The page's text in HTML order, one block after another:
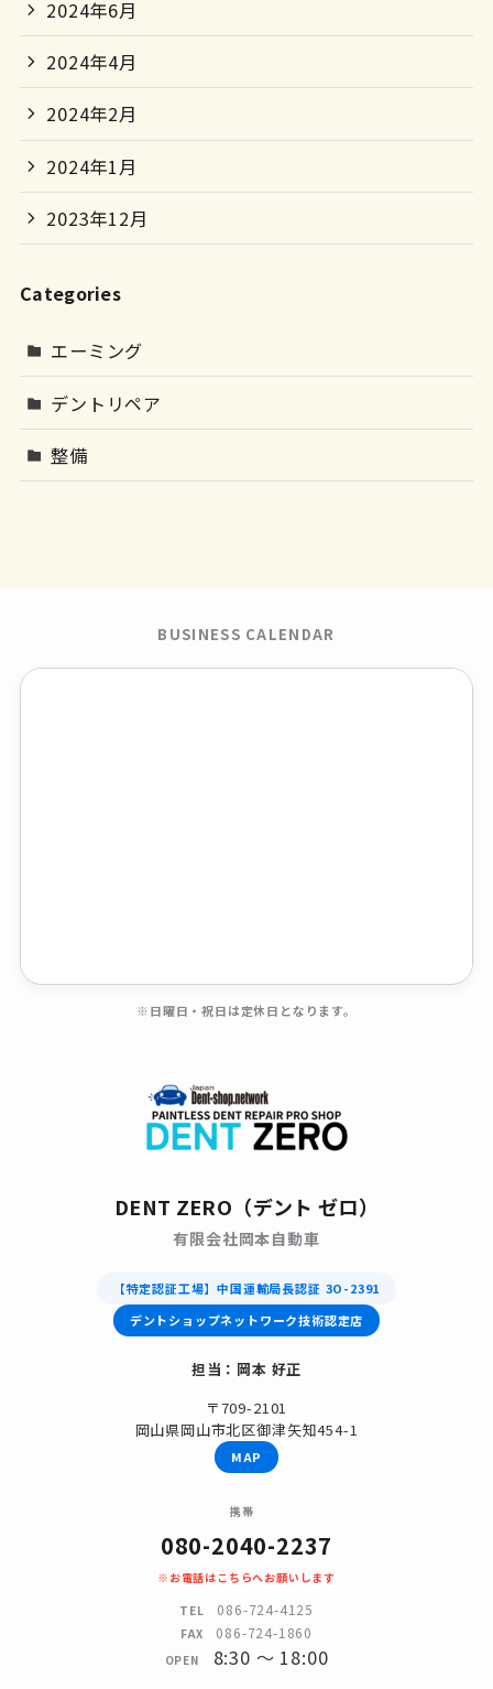
2024年6月
2024年4月
2024年2月
2024年1月
2023年12月
Categories
エーミング
デントリペア
整備
BUSINESS CALENDAR
※日曜日・祝日は定休日となります。
DENT ZERO（デント ゼロ）
有限会社岡本自動車
【特定認証工場】中国運輸局長認証 3O-2391
デントショップネットワーク技術認定店
担当：岡本 好正
〒709-2101
岡山県岡山市北区御津矢知454-1
MAP
携帯
080-2040-2237
※お電話はこちらへお願いします
TEL
086-724-4125
FAX 086-724-1860
OPEN 8:30 〜 18:00